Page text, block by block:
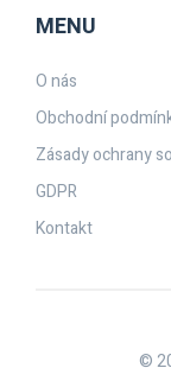
MENU
O nás
Obchodní
Zásady ochrany
GDPR
Kontakt
©